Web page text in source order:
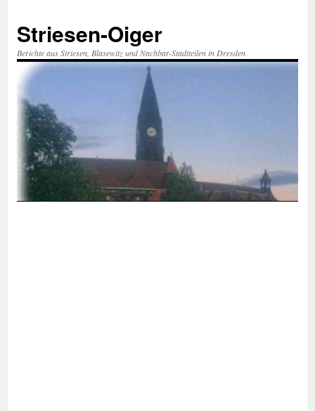
springen
Striesen-Oiger
Berichte aus Striesen, Blasewitz und Nachbar-Stadtteilen in Dresden